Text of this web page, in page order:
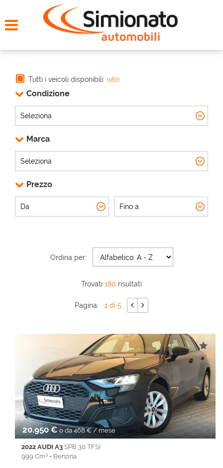
NOLEGGIO
CONTATTI
CHI SIAMO
Tutti i veicoli disponibili (180)
Condizione
Marca
Prezzo
Ordina per:
Trovati 180 risultati
Pagina: 1 di 5
20.950 €o da 468 € / mese
2022 AUDI A3 SPB 30 TFSI
999 Cm³ • Benzina